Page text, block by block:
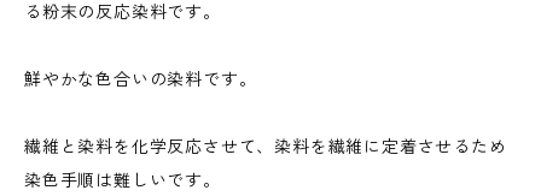
る粉末の反応染料です。
鮮やかな色合いの染料です。
繊維と染料を化学反応させて、染料を繊維に定着させるため
染色手順は難しいです。